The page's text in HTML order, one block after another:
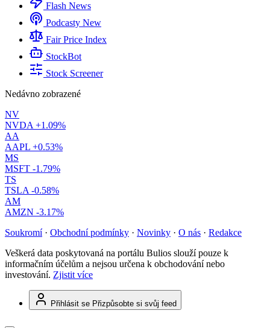
Flash News
Podcasty New
Fair Price Index
StockBot
Stock Screener
Nedávno zobrazené
NV
NVDA +1.09%
AA
AAPL +0.53%
MS
MSFT -1.79%
TS
TSLA -0.58%
AM
AMZN -3.17%
Soukromí · Obchodní podmínky · Novinky · O nás · Redakce
Veškerá data poskytovaná na portálu Bulios slouží pouze k
informačním účelům a nejsou určena k obchodování nebo
investování. Zjistit více
Přihlásit se Přizpůsobte si svůj feed